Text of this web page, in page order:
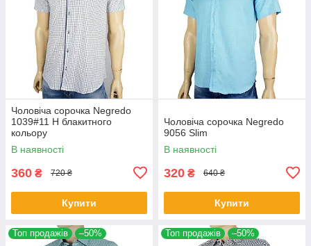
Чоловіча сорочка Negredo
1039#11 Н блакитного
кольору
В наявності
360 ₴ 720 ₴
Купити
Чоловіча сорочка Negredo
9056 Slim
В наявності
320 ₴ 640 ₴
Купити
Топ продажів –50% Топ продажів –50%